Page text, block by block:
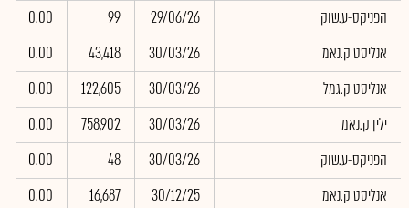
הפניקס-ע.שוק
29/06/26
99
0.00
אנליסט ק.נאמ
30/03/26
43,418
0.00
אנליסט ק.גמל
30/03/26
122,605
0.00
ילין ק.נאמ
30/03/26
758,902
0.00
הפניקס-ע.שוק
30/03/26
48
0.00
אנליסט ק.נאמ
30/12/25
16,687
0.00